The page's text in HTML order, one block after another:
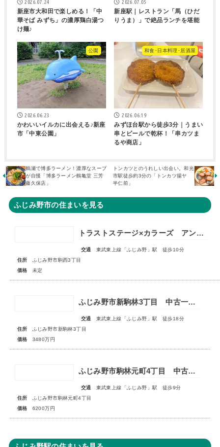
2026.07.24
新座市大和田で楽しめる！「中
華そば みずち」の濃厚鶏白湯つ
け麺♪
2026.07.05
新座駅｜レストラン「馬（ひだ
りうま）」で絶品ランチを堪能
公園
2026.06.23
かわいいイルカに出会える♪新座
市「中東公園」
和食･日本料理･居酒屋
2026.06.19
みずほ台駅から徒歩3分｜うまい
串とビールで乾杯！「串カツま
るや商店」
鶴瀬で博多ラーメン！濃厚なスープ
が自慢「博多ラーメン鶴亀堂 三芳
藤久保店」
トンカツとのうれしい出会い。和光
市駅徒歩約3分の「トンカツ揚ヤ
半仁前」
ふじみ野市の住まいを見る
トラストステージ×カラーズ アンドプラスふじみ野市駒西3丁目4期 全3棟 ◇販売予告◇
交通
東武東上線「ふじみ野」駅 徒歩10分
住所
ふじみ野市駒西3丁目
価格
未定
ふじみ野市新駒林3丁目 中古一戸建住宅
交通
東武東上線「ふじみ野」駅 徒歩18分
住所
ふじみ野市新駒林3丁目
価格
3480万円
ふじみ野市駒林元町4丁目 中古一戸建住宅
交通
東武東上線「ふじみ野」駅 徒歩9分
住所
ふじみ野市駒林元町4丁目
価格
6200万円